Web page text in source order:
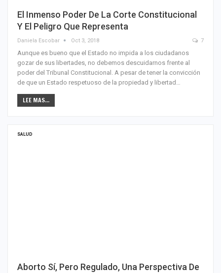
El Inmenso Poder De La Corte Constitucional
Y El Peligro Que Representa
Daniela Escobar Oct 3, 2018 7
Aunque es bueno que el Estado no impida a los ciudadanos
gozar de sus libertades, no debemos descuidarnos frente al
poder del Tribunal Constitucional. A pesar de tener la convicción
de que un Estado respetuoso de la propiedad y libertad…
LEE MAS...
SALUD
Aborto Sí, Pero Regulado, Una Perspectiva De